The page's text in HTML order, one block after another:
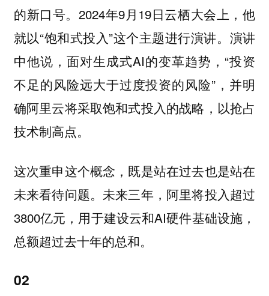
的新口号。2024年9月19日云栖大会上，他
就以“饱和式投入”这个主题进行演讲。演讲
中他说，面对生成式AI的变革趋势，“投资
不足的风险远大于过度投资的风险”，并明
确阿里云将采取饱和式投入的战略，以抢占
技术制高点。
这次重申这个概念，既是站在过去也是站在
未来看待问题。未来三年，阿里将投入超过
3800亿元，用于建设云和AI硬件基础设施，
总额超过去十年的总和。
02